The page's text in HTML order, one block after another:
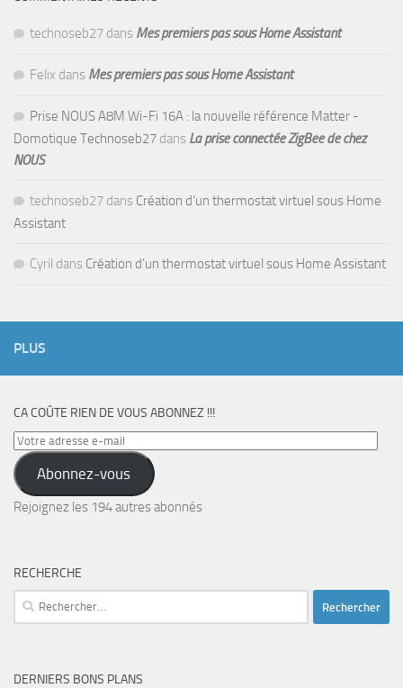
technoseb27 dans Mes premiers pas sous Home Assistant
Felix dans Mes premiers pas sous Home Assistant
Prise NOUS A8M Wi-Fi 16A : la nouvelle référence Matter -
Domotique Technoseb27 dans La prise connectée ZigBee de chez
NOUS
technoseb27 dans Création d’un thermostat virtuel sous Home
Assistant
Cyril dans Création d’un thermostat virtuel sous Home Assistant
PLUS
CA COÛTE RIEN DE VOUS ABONNEZ !!!
Votre
adresse
e-
mail
Abonnez-vous
Rejoignez les 194 autres abonnés
RECHERCHE
Rechercher :
DERNIERS BONS PLANS